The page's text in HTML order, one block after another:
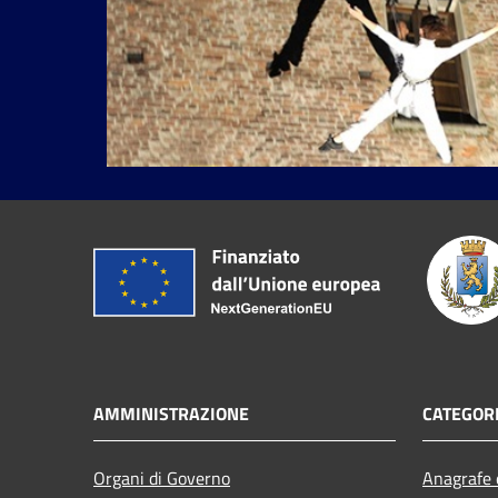
AMMINISTRAZIONE
Organi di Governo